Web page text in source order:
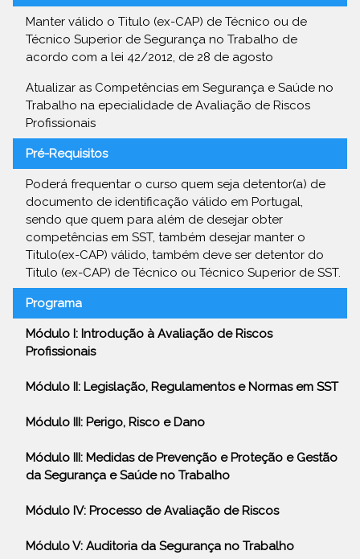
Manter válido o Titulo (ex-CAP) de Técnico ou de
Técnico Superior de Segurança no Trabalho de
acordo com a lei 42/2012, de 28 de agosto
Atualizar as Competências em Segurança e Saúde no
Trabalho na epecialidade de Avaliação de Riscos
Profissionais
Pré-Requisitos
Poderá frequentar o curso quem seja detentor(a) de
documento de identificação válido em Portugal,
sendo que quem para além de desejar obter
competências em SST, também desejar manter o
Titulo(ex-CAP) válido, também deve ser detentor do
Titulo (ex-CAP) de Técnico ou Técnico Superior de SST.
Programa
Módulo I: Introdução à Avaliação de Riscos
Profissionais
Módulo II: Legislação, Regulamentos e Normas em SST
Módulo III: Perigo, Risco e Dano
Módulo III: Medidas de Prevenção e Proteção e Gestão
da Segurança e Saúde no Trabalho
Módulo IV: Processo de Avaliação de Riscos
Módulo V: Auditoria da Segurança no Trabalho